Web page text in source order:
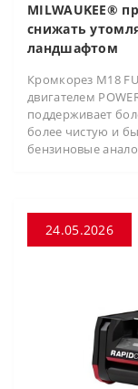
MILWAUKEE®
снижать
ландшафтом
Кромкорез M18
двигателем
поддерживает
более чистую и
бензиновые
24.05.2026